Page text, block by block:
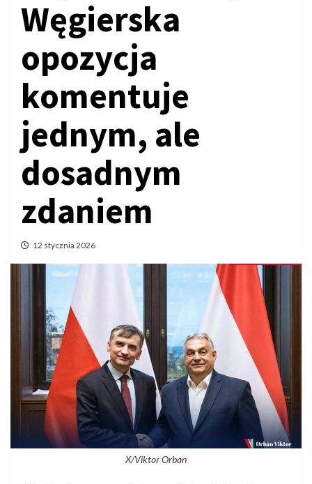
Węgierska
opozycja
komentuje
jednym, ale
dosadnym
zdaniem
12 stycznia 2026
X/Viktor Orban